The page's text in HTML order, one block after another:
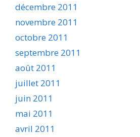
décembre 2011
novembre 2011
octobre 2011
septembre 2011
août 2011
juillet 2011
juin 2011
mai 2011
avril 2011